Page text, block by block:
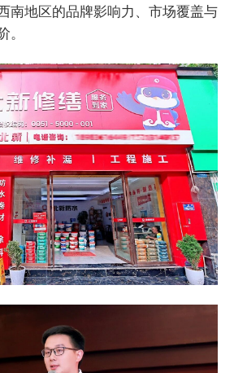
南地区的品牌影响力、市场覆盖与